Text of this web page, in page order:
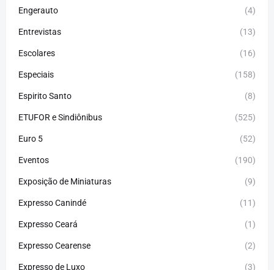
Engerauto (4)
Entrevistas (13)
Escolares (16)
Especiais (158)
Espirito Santo (8)
ETUFOR e Sindiônibus (525)
Euro 5 (52)
Eventos (190)
Exposição de Miniaturas (9)
Expresso Canindé (11)
Expresso Ceará (1)
Expresso Cearense (2)
Expresso de Luxo (3)